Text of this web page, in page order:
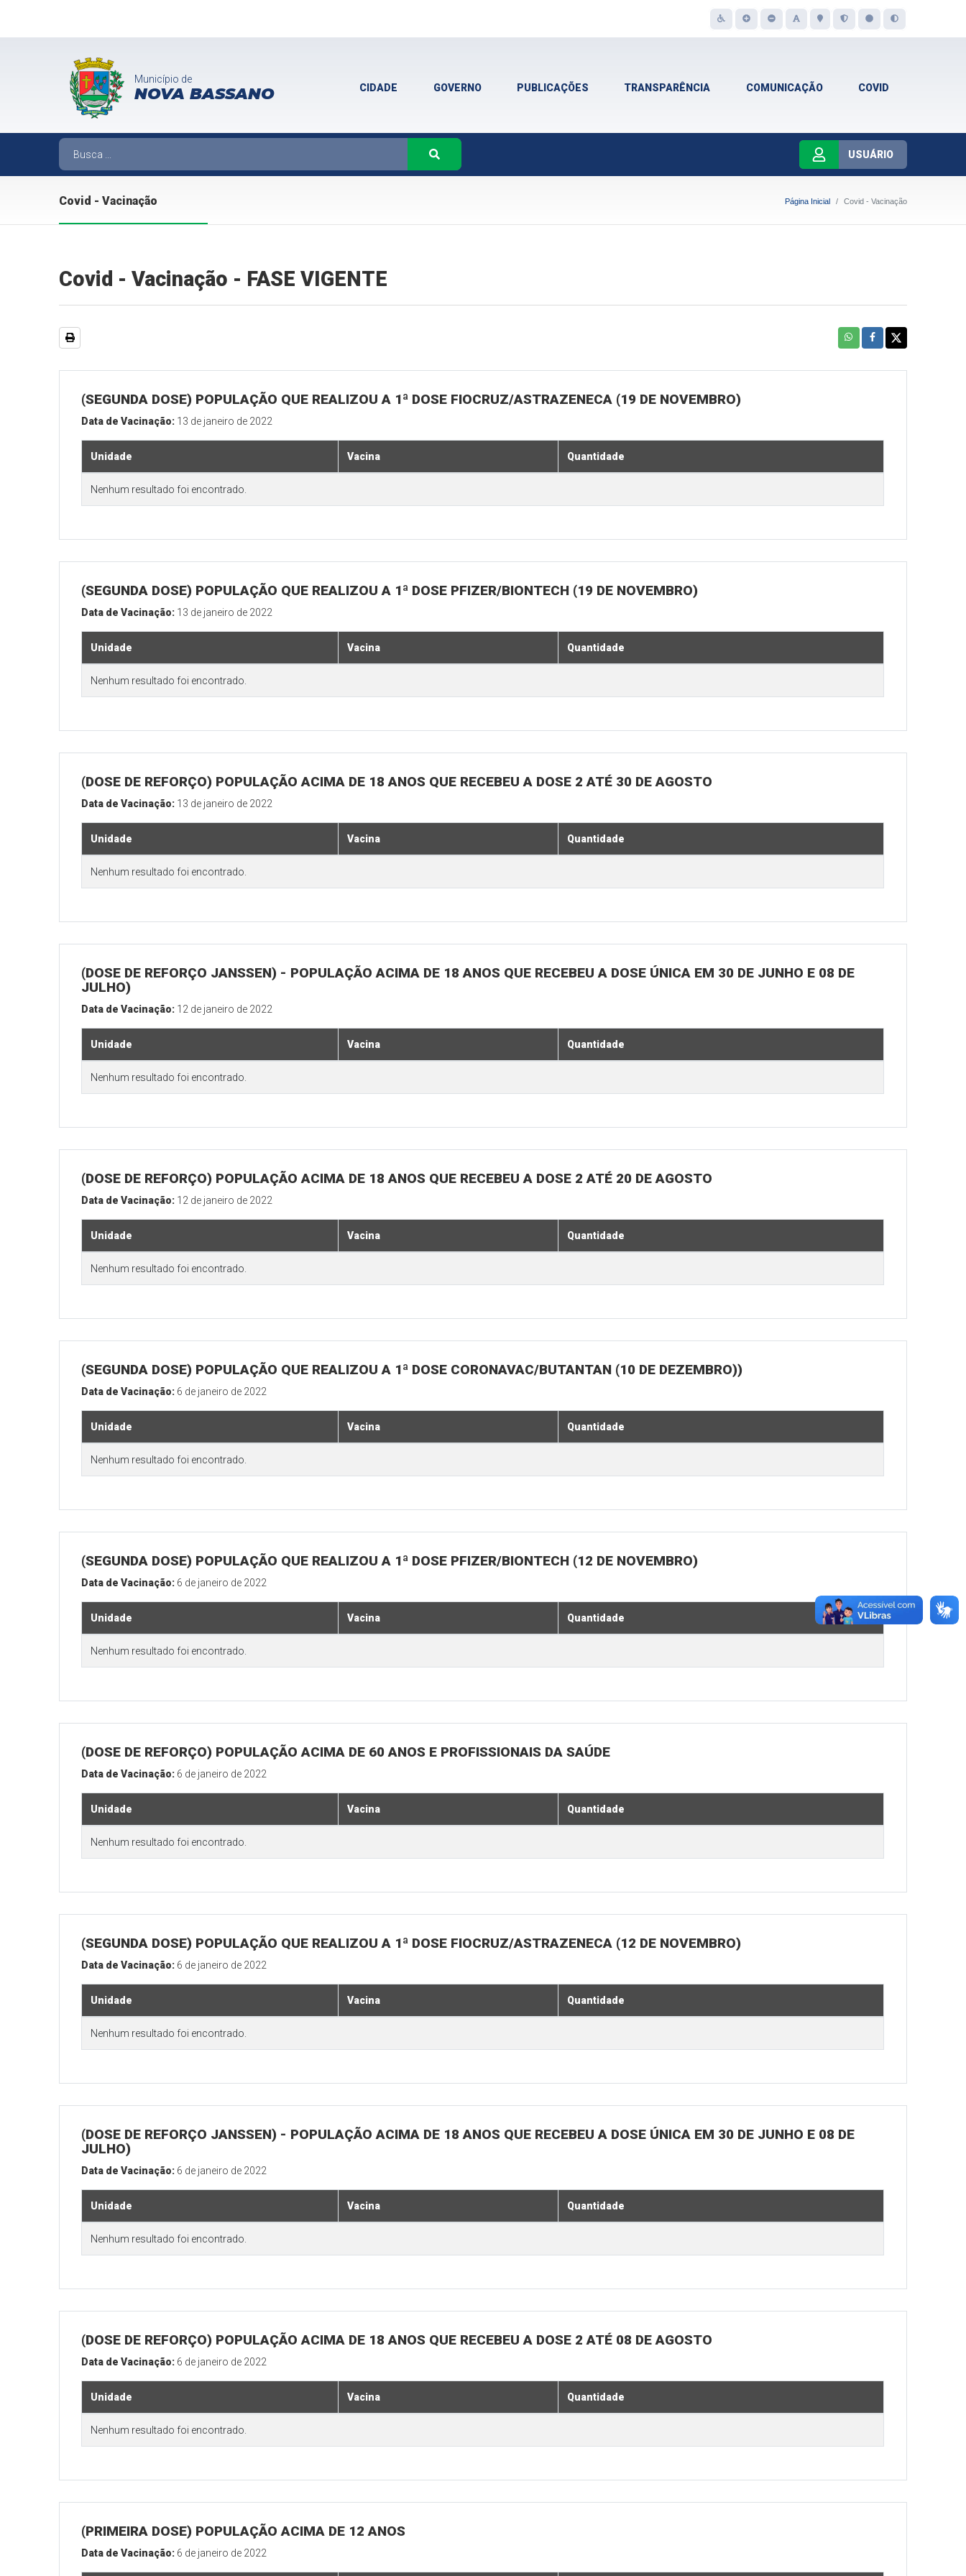
Município de
NOVA BASSANO CIDADE GOVERNO PUBLICAÇÕES TRANSPARÊNCIA COMUNICAÇÃO COVID
USUÁRIO
Covid - Vacinação Página Inicial Covid - Vacinação
Covid - Vacinação - FASE VIGENTE
(SEGUNDA DOSE) POPULAÇÃO QUE REALIZOU A 1ª DOSE FIOCRUZ/ASTRAZENECA (19 DE NOVEMBRO)
Data de Vacinação: 13 de janeiro de 2022
Unidade Vacina Quantidade
Nenhum resultado foi encontrado.
(SEGUNDA DOSE) POPULAÇÃO QUE REALIZOU A 1ª DOSE PFIZER/BIONTECH (19 DE NOVEMBRO)
Data de Vacinação: 13 de janeiro de 2022
Unidade Vacina Quantidade
Nenhum resultado foi encontrado.
(DOSE DE REFORÇO) POPULAÇÃO ACIMA DE 18 ANOS QUE RECEBEU A DOSE 2 ATÉ 30 DE AGOSTO
Data de Vacinação: 13 de janeiro de 2022
Unidade Vacina Quantidade
Nenhum resultado foi encontrado.
(DOSE DE REFORÇO JANSSEN) - POPULAÇÃO ACIMA DE 18 ANOS QUE RECEBEU A DOSE ÚNICA EM 30 DE JUNHO E 08 DE
JULHO)
Data de Vacinação: 12 de janeiro de 2022
Unidade Vacina Quantidade
Nenhum resultado foi encontrado.
(DOSE DE REFORÇO) POPULAÇÃO ACIMA DE 18 ANOS QUE RECEBEU A DOSE 2 ATÉ 20 DE AGOSTO
Data de Vacinação: 12 de janeiro de 2022
Unidade Vacina Quantidade
Nenhum resultado foi encontrado.
(SEGUNDA DOSE) POPULAÇÃO QUE REALIZOU A 1ª DOSE CORONAVAC/BUTANTAN (10 DE DEZEMBRO))
Data de Vacinação: 6 de janeiro de 2022
Unidade Vacina Quantidade
Nenhum resultado foi encontrado.
(SEGUNDA DOSE) POPULAÇÃO QUE REALIZOU A 1ª DOSE PFIZER/BIONTECH (12 DE NOVEMBRO)
Data de Vacinação: 6 de janeiro de 2022
Unidade Vacina Quantidade
Nenhum resultado foi encontrado.
(DOSE DE REFORÇO) POPULAÇÃO ACIMA DE 60 ANOS E PROFISSIONAIS DA SAÚDE
Data de Vacinação: 6 de janeiro de 2022
Unidade Vacina Quantidade
Nenhum resultado foi encontrado.
(SEGUNDA DOSE) POPULAÇÃO QUE REALIZOU A 1ª DOSE FIOCRUZ/ASTRAZENECA (12 DE NOVEMBRO)
Data de Vacinação: 6 de janeiro de 2022
Unidade Vacina Quantidade
Nenhum resultado foi encontrado.
(DOSE DE REFORÇO JANSSEN) - POPULAÇÃO ACIMA DE 18 ANOS QUE RECEBEU A DOSE ÚNICA EM 30 DE JUNHO E 08 DE
JULHO)
Data de Vacinação: 6 de janeiro de 2022
Unidade Vacina Quantidade
Nenhum resultado foi encontrado.
(DOSE DE REFORÇO) POPULAÇÃO ACIMA DE 18 ANOS QUE RECEBEU A DOSE 2 ATÉ 08 DE AGOSTO
Data de Vacinação: 6 de janeiro de 2022
Unidade Vacina Quantidade
Nenhum resultado foi encontrado.
(PRIMEIRA DOSE) POPULAÇÃO ACIMA DE 12 ANOS
Data de Vacinação: 6 de janeiro de 2022